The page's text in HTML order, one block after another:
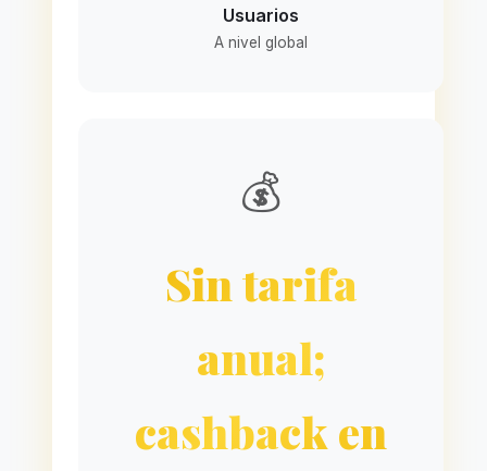
Usuarios
A nivel global
💰
Sin tarifa
anual;
cashback en